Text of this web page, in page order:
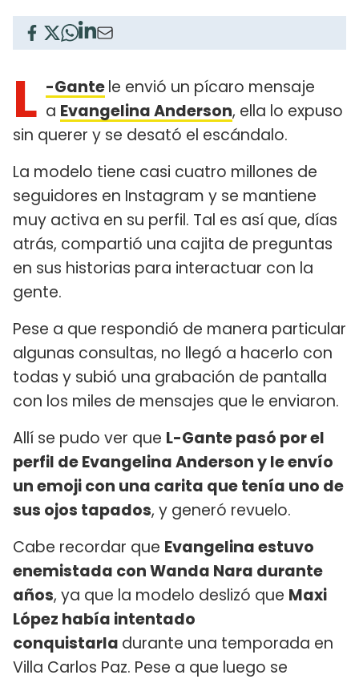
L -Gantele envió un pícaro mensaje
a Evangelina Anderson, ella lo expuso
sin querer y se desató el escándalo.
La modelo tiene casi cuatro millones de
seguidores en Instagram y se mantiene
muy activa en su perfil. Tal es así que, días
atrás, compartió una cajita de preguntas
en sus historias para interactuar con la
gente.
Pese a que respondió de manera particular
algunas consultas, no llegó a hacerlo con
todas y subió una grabación de pantalla
con los miles de mensajes que le enviaron.
Allí se pudo ver que L-Gante pasó por el
perfil de Evangelina Anderson y le envío
un emoji con una carita que tenía uno de
sus ojos tapados, y generó revuelo.
Cabe recordar que Evangelina estuvo
enemistada con Wanda Nara durante
años, ya que la modelo deslizó que Maxi
López había intentado
conquistarla durante una temporada en
Villa Carlos Paz. Pese a que luego se